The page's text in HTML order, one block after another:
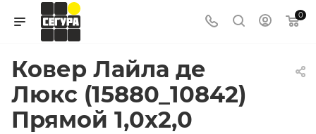
0
Ковер Лайла де
Люкс (15880_10842)
Прямой 1,0х2,0